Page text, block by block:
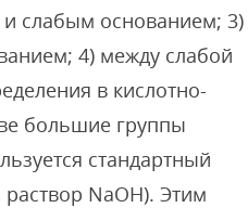
слабым основанием; 3)
4) между слабой
в кислотно-
большие группы
стандартный
NaOH). Этим